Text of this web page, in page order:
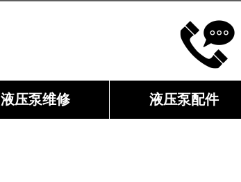
液压泵维修 液压泵配件